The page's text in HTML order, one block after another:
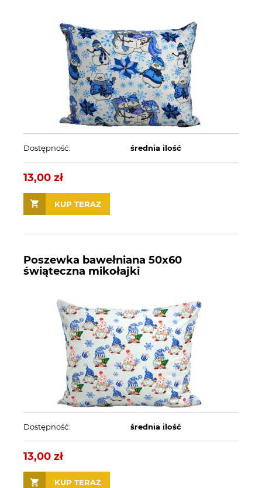
Dostępność: średnia ilość
13,00 zł
KUP TERAZ
Poszewka bawełniana 50x60
świąteczna mikołajki
Dostępność: średnia ilość
13,00 zł
KUP TERAZ